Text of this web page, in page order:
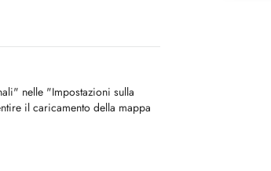
nelle "Impostazioni sulla
il caricamento della mappa